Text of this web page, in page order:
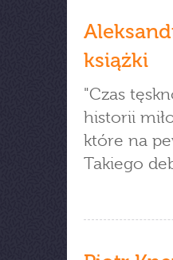
książki
"Czas
historii
które na
Takiego